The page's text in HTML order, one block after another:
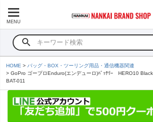
MENU
HOME
バッグ・BOX・ツーリング用品・通信機器関連
GoPro ゴープロEnduro(エンデューロ)ﾊﾞｯﾃﾘｰ HERO10
BAT-011